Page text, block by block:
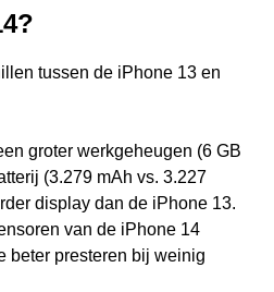
tussen de iPhone 13 en
groter werkgeheugen (6 GB
(3.279 mAh vs. 3.227
display dan de iPhone 13.
van de iPhone 14
beter presteren bij weinig